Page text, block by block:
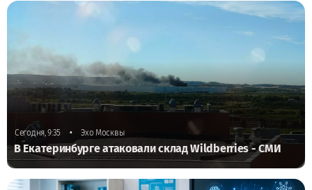
Сегодня, 9:35 • Эхо Москвы
В Екатеринбурге атаковали склад Wildberries - СМИ